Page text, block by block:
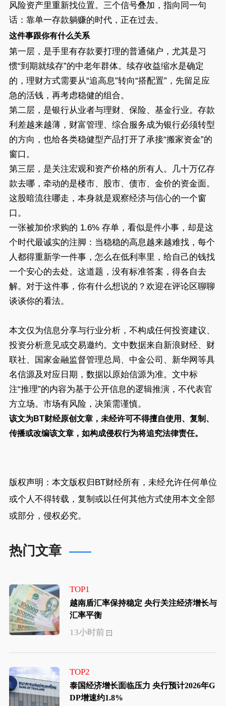
风险资产里重新找位置。三个信号叠加，指向同一句
话：靠单一存款躺赚的时代，正在过去。
这件事跟你有什么关系
第一层，是手里有存款要打理的普通储户，尤其是习
惯“到期就续存”的中老年群体。续存收益缩水是确定
的，理财方式需要从“追高息”转向“搭配置”，先留足应
急的活钱，再考虑稳健的组合。
第二层，是银行从业者与理财、保险、基金行业。存款
利差越来越薄，财富管理、综合服务成为银行必须转型
的方向，也给各类稳健型产品打开了承接“搬家资金”的
窗口。
第三层，是关注宏观和资产价格的所有人。几十万亿存
款去哪，牵动的是楼市、股市、债市、金价的资金面。
这股暗流往哪走，本身就是观察经济与信心的一个窗
口。
一张被加价求购的 1.6% 存单，看似是件小事，却是这
个时代最诚实的注脚：当稳稳的高息越来越难找，每个
人都得重新学一件事，怎么在低利率里，给自己的钱找
一个安心的去处。这道题，没有标准答案，得各自去
解。对于这件事，你有什么想说的？欢迎在评论区聊聊
谈谈你的看法。
本文仅为信息分享与行业分析，不构成任何投资建议、
投资分析意见或交易邀约。文中数据来自新浪财经、财
联社、国家金融监督管理总局、中金公司、新华网等具
名信源及对应日期，数据以原始信源为准。文中标
注“推理”的内容为基于公开信息的逻辑推演，不代表官
方立场。市场有风险，决策需谨慎。
该文为BT财经原创文章，未经许可不得擅自使用、复制、
传播或改编该文章，如构成侵权行为将追究法律责任。
版权声明：本文版权归BT财经所有，未经允许任何单位
或个人不得转载，复制或以任何其他方式使用本文全部
或部分，侵权必究。
热门文章
TOP1
越南盾汇率保持稳定 央行关注经济增长与
汇率平衡
13小时前
TOP2
泰国经济增长面临压力 央行预计2026年G
DP增速约1.8%